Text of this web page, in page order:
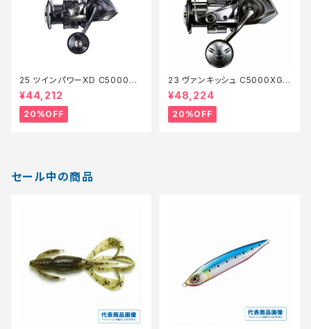
25 ツインパワーXD C5000XG
【特価リール】【20】
¥44,212
20%OFF
23 ヴァンキッシュ C5000XG
【特価リール】【20】
¥48,224
20%OFF
セール中の商品